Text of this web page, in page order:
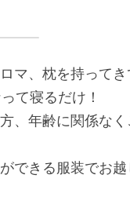
マ、枕を持ってき
て寝るだけ！
、年齢に関係なく
きる服装でお越